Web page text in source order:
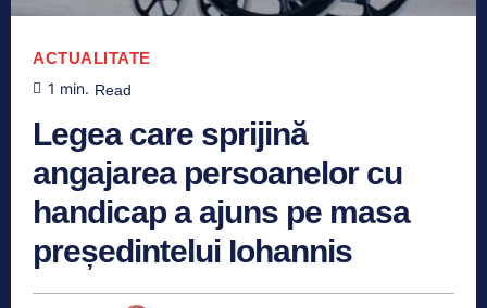
ACTUALITATE
1 min. Read
Legea care sprijină
angajarea persoanelor cu
handicap a ajuns pe masa
președintelui Iohannis